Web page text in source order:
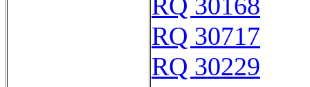
RQ 30717
RQ 30229